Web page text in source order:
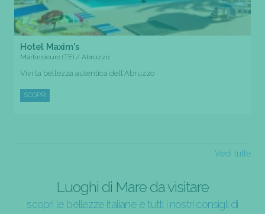
Hotel Maxim's
Martinsicuro (TE) / Abruzzo
Vivi la bellezza autentica dell'Abruzzo
SCOPRI
Vedi tutte
Luoghi di Mare da visitare
scopri le bellezze italiane e tutti i nostri consigli di